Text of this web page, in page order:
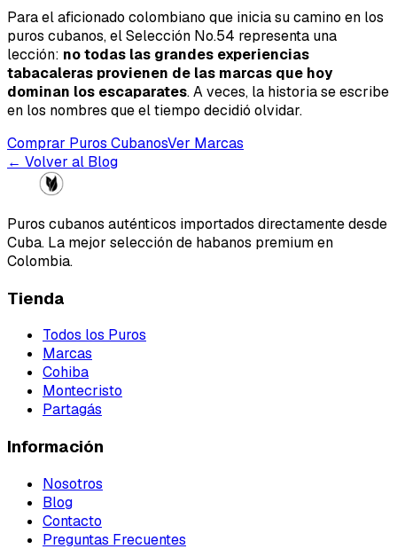
Para el aficionado colombiano que inicia su camino en los
puros cubanos, el Selección No.54 representa una
lección: no todas las grandes experiencias
tabacaleras provienen de las marcas que hoy
dominan los escaparates. A veces, la historia se escribe
en los nombres que el tiempo decidió olvidar.
Comprar Puros CubanosVer Marcas
← Volver al Blog
Puros cubanos auténticos importados directamente desde
Cuba. La mejor selección de habanos premium en
Colombia.
Tienda
Todos los Puros
Marcas
Cohiba
Montecristo
Partagás
Información
Nosotros
Blog
Contacto
Preguntas Frecuentes